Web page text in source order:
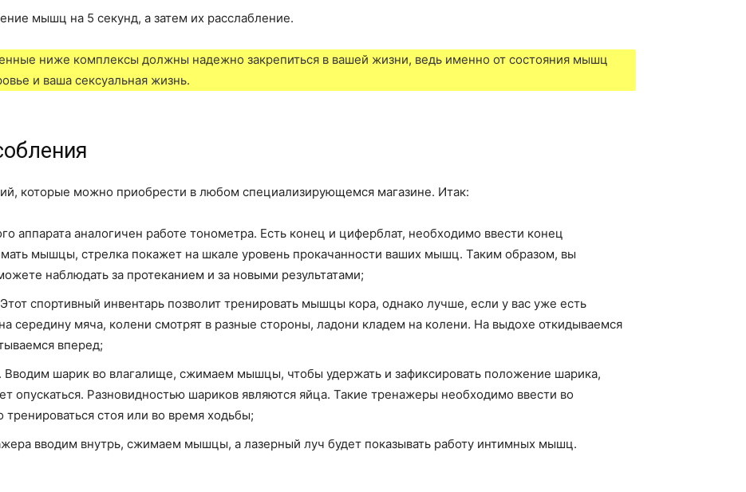
мышц на 5 секунд, а затем их расслабление.
ниже комплексы должны надежно закрепиться в вашей жизни, ведь именно от состояния мышц
и ваша сексуальная жизнь.
которые можно приобрести в любом специализирующемся магазине. Итак:
аппарата аналогичен работе тонометра. Есть конец и циферблат, необходимо ввести конец
мышцы, стрелка покажет на шкале уровень прокачанности ваших мышц. Таким образом, вы
наблюдать за протеканием и за новыми результатами;
спортивный инвентарь позволит тренировать мышцы кора, однако лучше, если у вас уже есть
середину мяча, колени смотрят в разные стороны, ладони кладем на колени. На выдохе откидываемся
вперед;
Вводим шарик во влагалище, сжимаем мышцы, чтобы удержать и зафиксировать положение шарика,
опускаться. Разновидностью шариков являются яйца. Такие тренажеры необходимо ввести во
стоя или во время ходьбы;
вводим внутрь, сжимаем мышцы, а лазерный луч будет показывать работу интимных мышц.